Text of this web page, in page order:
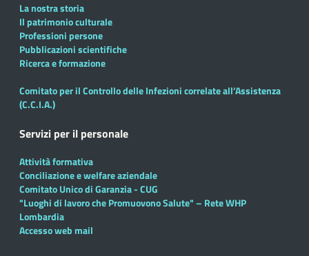
La nostra storia
Il patrimonio culturale
Professioni persone
Pubblicazioni scientifiche
Ricerca e formazione
Comitato per il Controllo delle Infezioni correlate all’Assistenza
(C.C.I.A.)
Servizi per il personale
Attività formativa
Conciliazione e welfare aziendale
Comitato Unico di Garanzia - CUG
"Luoghi di lavoro che Promuovono Salute" – Rete WHP
Lombardia
Accesso web mail